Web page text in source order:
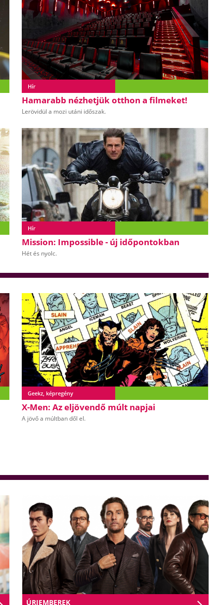
Hír
Hamarabb nézhetjük otthon a filmeket!
Lerövidül a mozi utáni időszak.
Hír
Mission: Impossible - új időpontokban
Hét és nyolc.
Geekz, képregény
X-Men: Az eljövendő múlt napjai
A jövő a múltban dől el.
ÚRIEMBEREK